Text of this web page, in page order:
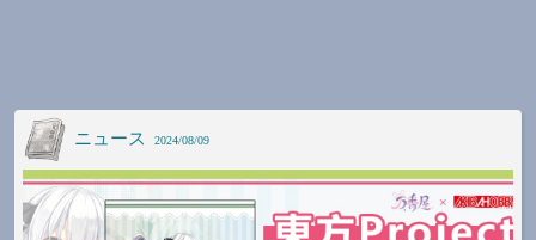
ニュース 2024/08/09